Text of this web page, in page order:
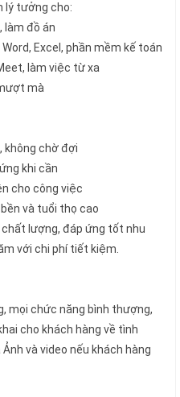
lý tưởng cho:
làm đồ án
Excel, phần mềm kế toán
làm việc từ xa
mà
không chờ đợi
khi cần
cho công việc
và tuổi thọ cao
lượng, đáp ứng tốt nhu
với chi phí tiết kiệm.
mọi chức năng bình thượng,
cho khách hàng về tình
và video nếu khách hàng